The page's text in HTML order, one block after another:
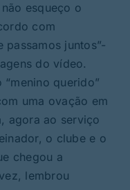
esqueço o
com
passamos juntos”-
do vídeo.
querido”
uma ovação em
agora ao serviço
o clube e o
chegou a
lembrou